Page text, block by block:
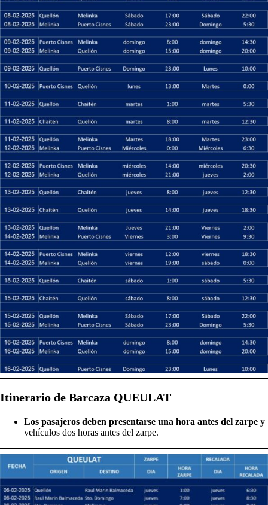
Itinerario de Barcaza QUEULAT
Los pasajeros deben presentarse una hora antes del zarpe y
vehículos dos horas antes del zarpe.